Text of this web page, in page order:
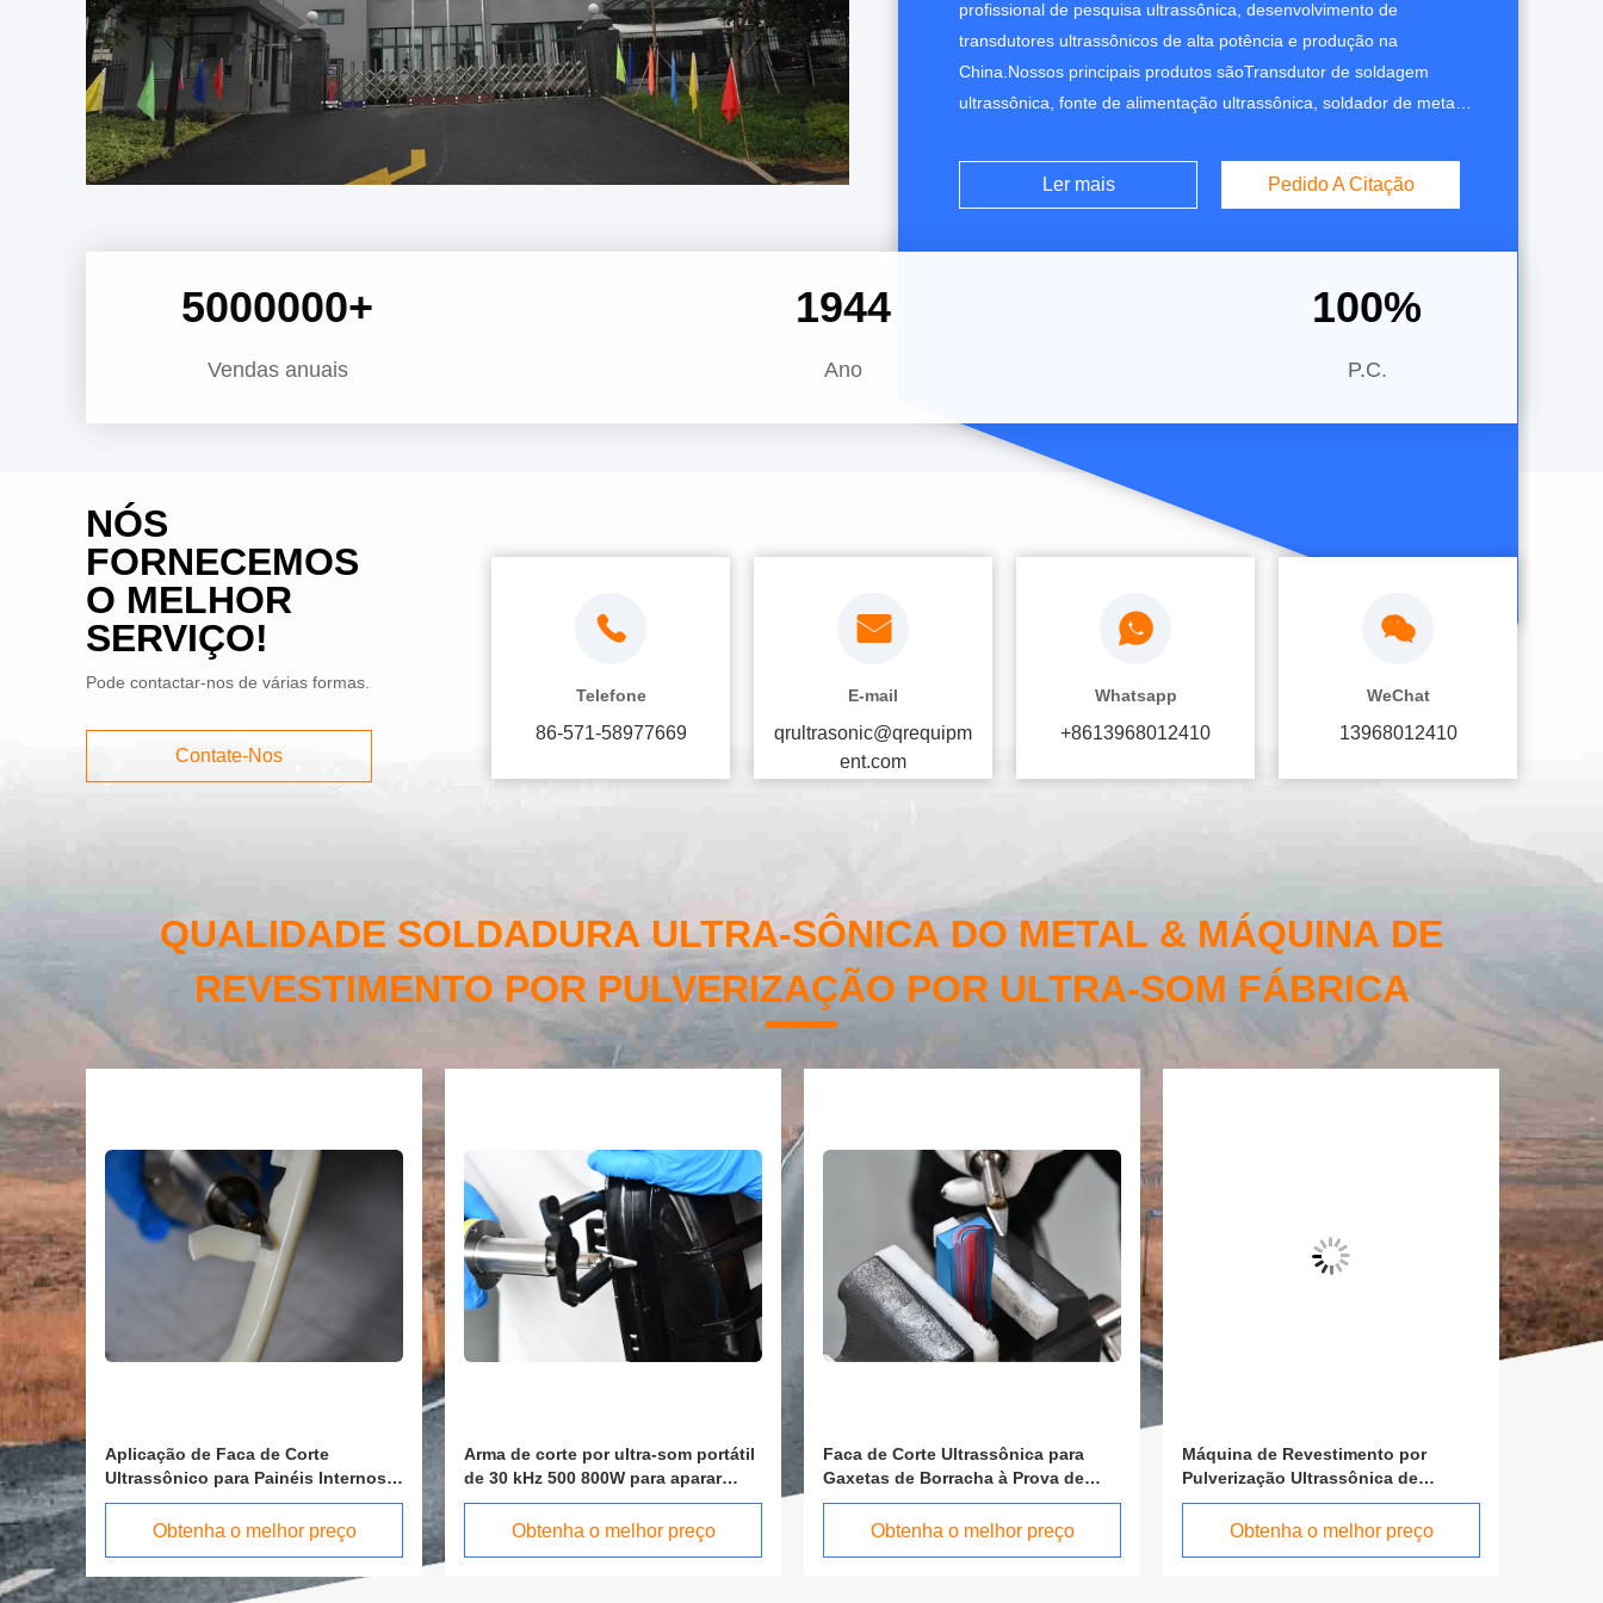
profissional de pesquisa ultrassônica, desenvolvimento de
transdutores ultrassônicos de alta potência e produção na
China.Nossos principais produtos sãoTransdutor de soldagem
ultrassônica, fonte de alimentação ultrassônica, soldador de metal
Essas produções são amplamente utilizadas em vários campos,
como soldagem de plástico, soldagem de metal, selagem e corte
Ler mais Pedido A Citação
5000000+
Vendas anuais
2008
Ano
100%
P.C.
NÓS
FORNECEMOS
O MELHOR
SERVIÇO!
Pode contactar-nos de várias formas.
Contate-Nos
Telefone
86-571-58977669
E-mail
qrultrasonic@qrequipm
ent.com
Whatsapp
+8613968012410
WeChat
13968012410
QUALIDADE SOLDADURA ULTRA-SÔNICA DO METAL & MÁQUINA DE
REVESTIMENTO POR PULVERIZAÇÃO POR ULTRA-SOM FÁBRICA
Aplicação de Faca de Corte
Ultrassônico para Painéis Internos
Rígidos de Automóveis de ABS/PP
Obtenha o melhor preço
Arma de corte por ultra-som portátil
de 30 kHz 500 800W para aparar
peças interiores de automóveis
Obtenha o melhor preço
Faca de Corte Ultrassônica para
Gaxetas de Borracha à Prova de
Choque 30Khz
Obtenha o melhor preço
Máquina de Revestimento por
Pulverização Ultrassônica de
Produção-Revestidora de Filmes
FS2000XObtenha o melhor preço